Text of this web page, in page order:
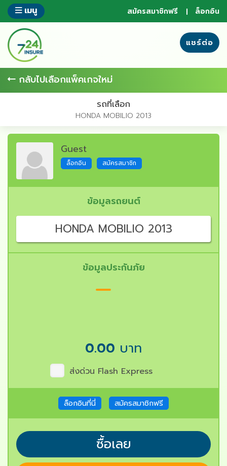
ข้าม
ส่วน
ของ
ข้อมูล
เมนู สมัครสมาชิกฟรี ล็อกอิน
แชร์ต่อ
กลับไปเลือกแพ็คเกจใหม่
รถที่เลือก
HONDA MOBILIO 2013
Guest
ล็อกอิน สมัครสมาชิก
ข้อมูลรถยนต์
HONDA MOBILIO 2013
ข้อมูลประกันภัย
0.00 บาท
ส่งด่วน Flash Express
ล็อกอินที่นี่ สมัครสมาชิกฟรี
ซื้อเลย